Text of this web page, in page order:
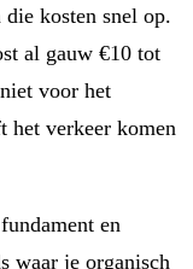
kosten snel op.
al gauw €10 tot
voor het
het verkeer komen
en
waar je organisch